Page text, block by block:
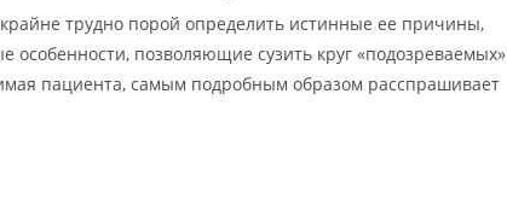
трудно порой определить истинные ее причины,
особенности, позволяющие сузить круг «подозреваемых»
пациента, самым подробным образом расспрашивает